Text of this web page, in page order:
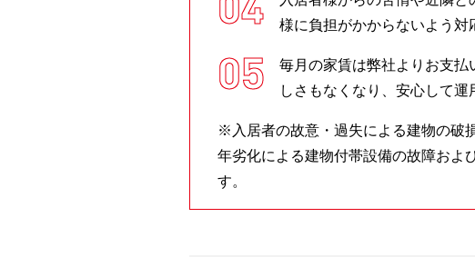
様に負担がかからないよう対
毎月の家賃は弊社よりお支
しさもなくなり、安心して運
※入居者の故意・過失による建物の破
年劣化による建物付帯設備の故障およ
す。